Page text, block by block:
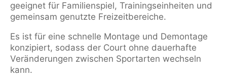
geeignet für Familienspiel, Trainingseinheiten und
gemeinsam genutzte Freizeitbereiche.
Es ist für eine schnelle Montage und Demontage
konzipiert, sodass der Court ohne dauerhafte
Veränderungen zwischen Sportarten wechseln
kann.